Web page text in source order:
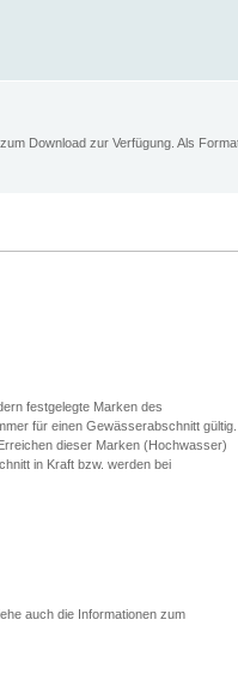
Download zur Verfügung. Als
festgelegte Marken des
für einen Gewässerabschnitt gültig.
dieser Marken (Hochwasser)
in Kraft bzw. werden bei
auch die Informationen zum